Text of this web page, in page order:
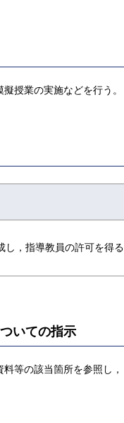
授業の実施などを行う。
，指導教員の許可を得る
いての指示
等の該当箇所を参照し